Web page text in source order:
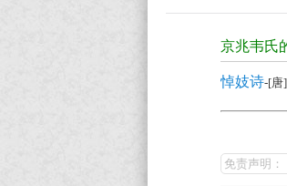
京
京兆韦氏
悼妓诗-[唐
兆
免责声明：